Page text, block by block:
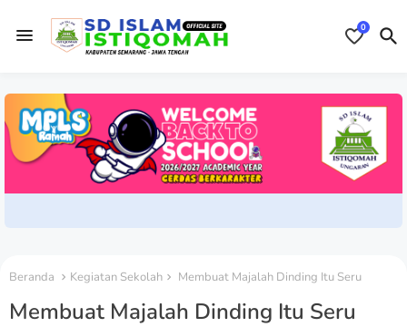
0
Beranda Kegiatan Sekolah Membuat Majalah Dinding Itu Seru
Membuat Majalah Dinding Itu Seru